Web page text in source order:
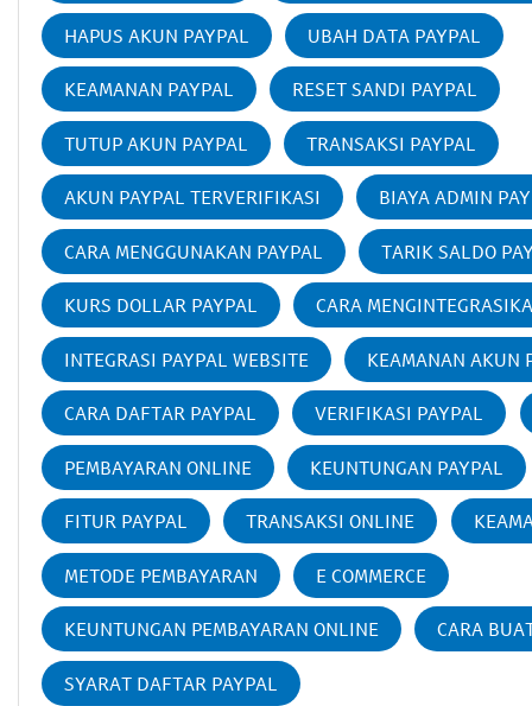
HAPUS AKUN PAYPAL UBAH DATA PAYPAL
KEAMANAN PAYPAL RESET SANDI PAYPAL
TUTUP AKUN PAYPAL TRANSAKSI PAYPAL
AKUN PAYPAL TERVERIFIKASI BIAYA ADMIN
CARA MENGGUNAKAN PAYPAL TARIK SALDO
KURS DOLLAR PAYPAL CARA
INTEGRASI PAYPAL WEBSITE KEAMANAN AKUN
CARA DAFTAR PAYPAL VERIFIKASI PAYPAL
PEMBAYARAN ONLINE KEUNTUNGAN PAYPAL
FITUR PAYPAL TRANSAKSI ONLINE
METODE PEMBAYARAN E COMMERCE
KEUNTUNGAN PEMBAYARAN ONLINE CARA
SYARAT DAFTAR PAYPAL